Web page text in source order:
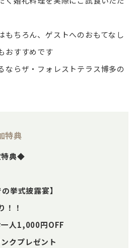
もちろん、ゲストへのおもてなし
おすすめです
ならザ・フォレストテラス博多の
特典
特典◆
挙式披露宴】
！！
人1,000円OFF
クプレゼント